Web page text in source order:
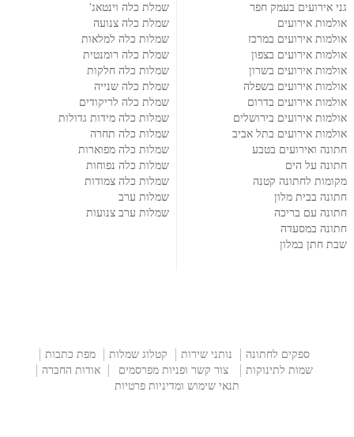
גני אירועים בעמק חפר
אולמות אירועים
אולמות אירועים במרכז
אולמות אירועים בצפון
אולמות אירועים בשרון
אולמות אירועים בשפלה
אולמות אירועים בדרום
אולמות אירועים בירושלים
אולמות אירועים בתל אביב
חתונה ואירועים בטבע
חתונה על הים
מקומות לחתונה קטנה
חתונה בבית מלון
חתונה עם בריכה
חתונה במסעדה
שבת חתן במלון
שמלת כלה וינטאג'
שמלת כלה צנועה
שמלות כלה למלאות
שמלת כלה רומנטית
שמלות כלה חלקות
שמלת כלה שנייה
שמלת כלה לריקודים
שמלות כלה מידות גדולות
שמלות כלה תחרה
שמלות כלה מפוארות
שמלות כלה נפוחות
שמלות כלה צמודות
שמלות ערב
שמלות ערב צנועות
ספקים לחתונה נותני שירות קטלוג שמלות
מפת כתבות
שמות לתינוקות
צור קשר ופניות מפרסמים
אודות החברה
תנאי שימוש ומדיניות פרטיות